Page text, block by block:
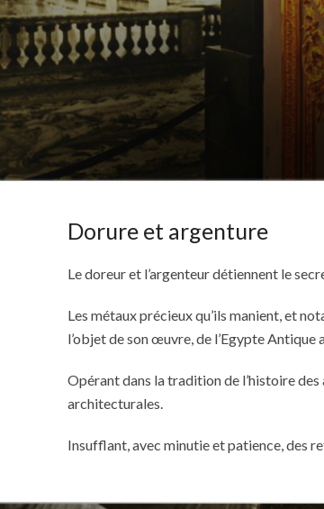
Dorure et argenture
Le doreur et l’argenteur détiennent le
Les métaux précieux qu’ils manient, et
l’objet de son œuvre, de l’Egypte Antique
Opérant dans la tradition de l’histoire
architecturales.
Insufflant, avec minutie et patience, des